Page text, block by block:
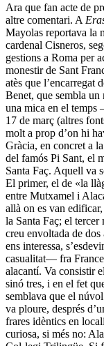
Ara que fan acte de
altre comentari. A
Mayolas reportava la
cardenal Cisneros,
gestions a Roma per
monestir de Sant
atès que l’encarregat
Benet, que sembla
una mica en el
17 de març (altres
molt a prop d’on hi
Gràcia, en concret a
del famós Pi Sant, el
Santa Faç. Aquell va
El primer, el de «la
entre Mutxamel i
allà on es van
la Santa Faç; el tercer
creu envoltada de dos
ens interessa,
casualitat— fra
alacantí. Va consistir
sinó tres, i en el fet
semblava que el
va ploure, després
frares idèntics en
curiosa, si més no: